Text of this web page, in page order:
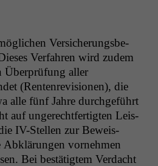
Ver­sicherungs­be­
Ver­fahren wird zudem
Über­prü­fung aller
(Renten­re­vi­sio­nen), die
alle fünf Jahre durchge­führt
auf ungerecht­fer­tigten Leis­
IV-Stellen zur Beweis­
Abklärun­gen vornehmen
Bei bestätigtem Ver­dacht